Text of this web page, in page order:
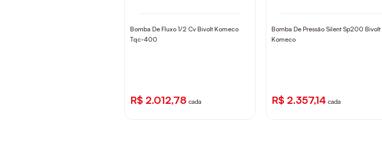
Bomba De Fluxo 1/2 Cv Bivolt Komeco
Tqc-400
R$ 2.012,78 cada
Bomba De Pressão Silent Sp200 Bivolt
Komeco
R$ 2.357,14 cada